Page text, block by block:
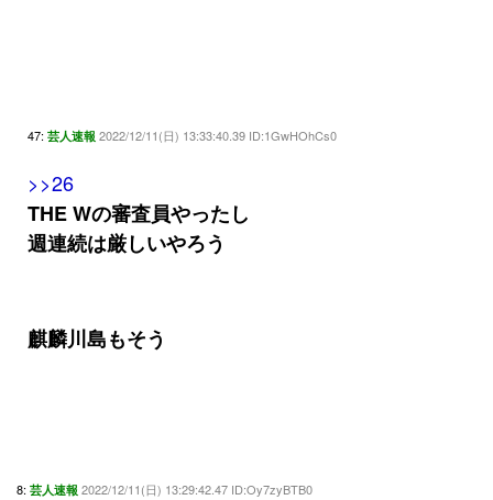
47: 芸人速報 2022/12/11(日) 13:33:40.39 ID:1GwHOhCs0
>>26
THE Wの審査員やったし
週連続は厳しいやろう
麒麟川島もそう
8: 芸人速報 2022/12/11(日) 13:29:42.47 ID:Oy7zyBTB0